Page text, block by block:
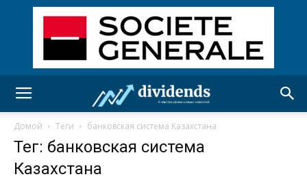
Домой Теги банковская система Казахстана
Тег: банковская система
Казахстана